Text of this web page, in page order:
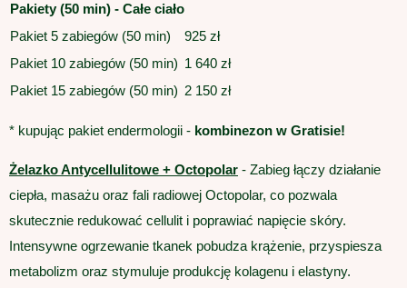
Pakiety (50 min) - Całe ciało
Pakiet 5 zabiegów (50 min)
925 zł
Pakiet 10 zabiegów (50 min) 1 640 zł
Pakiet 15 zabiegów (50 min) 2 150 zł
* kupując pakiet endermologii - kombinezon w Gratisie!
Żelazko Antycellulitowe + Octopolar - Zabieg łączy działanie
ciepła, masażu oraz fali radiowej Octopolar, co pozwala
skutecznie redukować cellulit i poprawiać napięcie skóry.
Intensywne ogrzewanie tkanek pobudza krążenie, przyspiesza
metabolizm oraz stymuluje produkcję kolagenu i elastyny.